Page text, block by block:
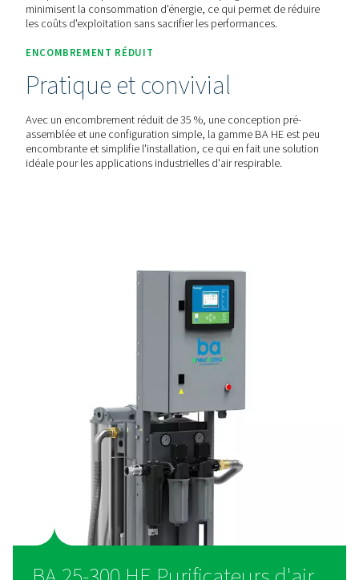
Le BA 25-300 HE offre une pureté d'air inégalée grâce à
processus de filtration spécial en sept étages, éliminant
efficacement l'eau, les aérosols d'huile, le CO2, les
la poussière, garantissant la conformité aux normes
strictes.
EFFICACITÉ OPTIMISÉE
Réduisez vos coûts sans
minimisent la consommation d'énergie, ce qui permet
les coûts d'exploitation sans sacrifier les performances.
ENCOMBREMENT RÉDUIT
Pratique et convivial
Avec un encombrement réduit de 35 %, une conception
assemblée et une configuration simple, la gamme BA
encombrante et simplifie l'installation, ce qui en fait une
idéale pour les applications industrielles d'air respirable.